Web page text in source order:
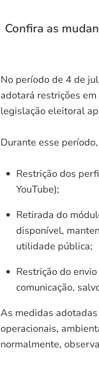
Confira as
No período de 4 de
adotará restrições
legislação eleitoral
Durante esse
Restrição dos
YouTube);
Retirada do
disponível,
utilidade pública;
Restrição do
comunicação,
As medidas
operacionais,
normalmente,